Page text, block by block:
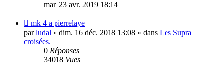
mar. 23 avr. 2019 18:14
Nouveau
message
mk 4 a pierrelaye
parludal » dim. 16 déc. 2018 13:08 » dans Les Supra
croisées.
0 Réponses
34018 Vues